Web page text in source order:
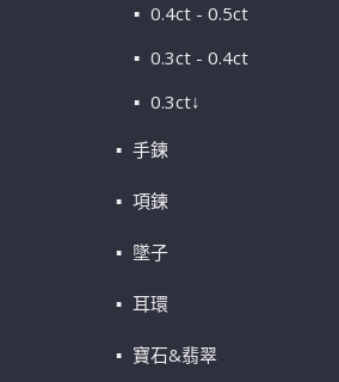
0.4ct - 0.5ct
0.3ct - 0.4ct
0.3ct↓
手鍊
項鍊
墜子
耳環
寶石&翡翠